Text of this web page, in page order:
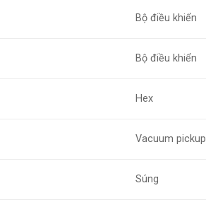
Bộ điều khiển
Bộ điều khiển
Hex
Vacuum pickup
Súng